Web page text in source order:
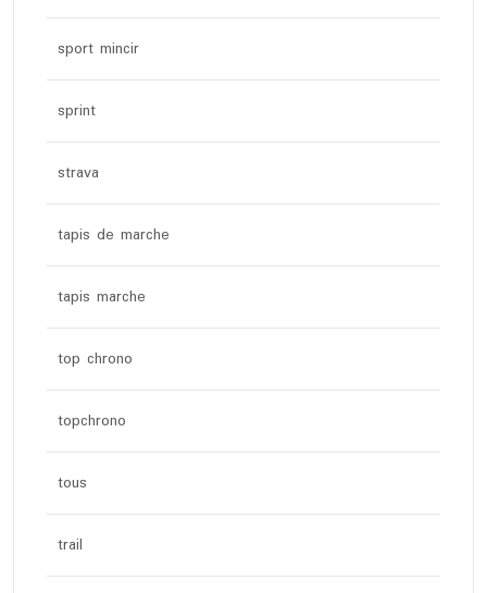
sport mincir
sprint
strava
tapis de marche
tapis marche
top chrono
topchrono
tous
trail